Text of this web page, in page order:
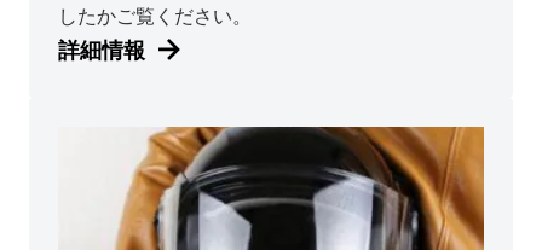
したかご覧ください。
詳細情報